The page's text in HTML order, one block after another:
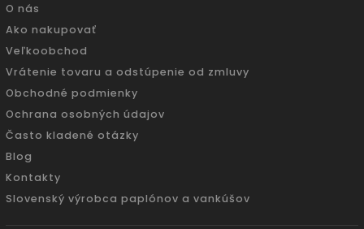
O nás
Ako nakupovať
Veľkoobchod
Vrátenie tovaru a odstúpenie od zmluvy
Obchodné podmienky
Ochrana osobných údajov
Často kladené otázky
Blog
Kontakty
Slovenský výrobca paplónov a vankúšov